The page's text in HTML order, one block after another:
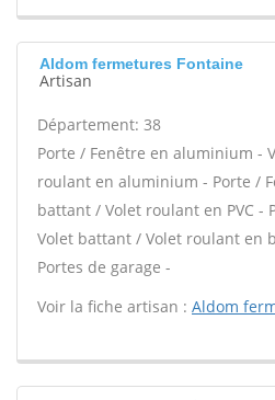
Aldom fermetures Fontaine
Artisan
Département: 38
Porte / Fenêtre en aluminium -
roulant en aluminium - Porte /
battant / Volet roulant en PVC -
Volet battant / Volet roulant en
Portes de garage -
Voir la fiche artisan : Aldom